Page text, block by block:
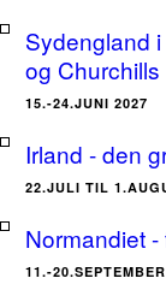
Sydengland
og
15.-24.JUNI 2027
Irland - den
22.JULI TIL
Normandiet
11.-